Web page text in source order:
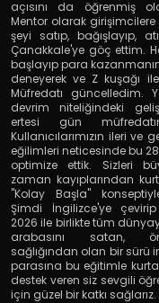
açısını da öğrenmiş
Mentor olarak girişimcilere
şeyi satıp, bağışlayıp,
Çanakkale'ye göç ettim.
başlayıp para
deneyerek ve Z kuşağı
Müfredatı güncelledim.
devrim niteliğindeki
ertesi gün
Kullanıcılarımızın ileri ve
eğilimleri neticesinde bu 28
optimize ettik. Sizleri
zaman kayıplarından
"Kolay Başla"
Şimdi İngilizce'ye çevirip
2026 ile birlikte tüm
arabasını satan,
sağlığından olan bir sürü
parasına bu eğitimle
destek veren siz sevgili
için güzel bir katkı sağlarız.